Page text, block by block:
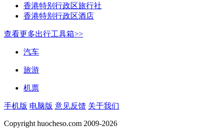
香港特别行政区旅行社
香港特别行政区酒店
查看更多出行工具箱>>
汽车
旅游
机票
手机版 电脑版 意见反馈 关于我们
Copyright huocheso.com 2009-2026